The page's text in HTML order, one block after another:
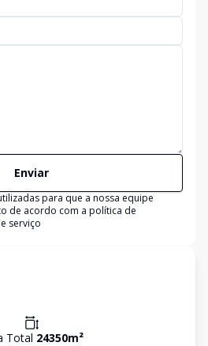
Enviar
para que a nossa equipe
de acordo com a política de
serviço
Total 24350m²